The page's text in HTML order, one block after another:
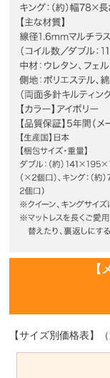
【
【サイズ別価格表】